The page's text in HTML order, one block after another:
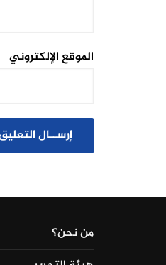
الموقع الإلكتروني
من نحن؟